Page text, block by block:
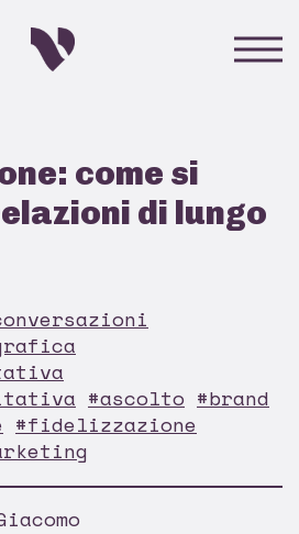
come si
di lungo
#ascolto #brand
#fidelizzazione